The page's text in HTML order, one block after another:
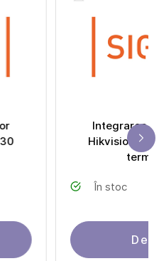
Integrarea
Hikvision
În stoc